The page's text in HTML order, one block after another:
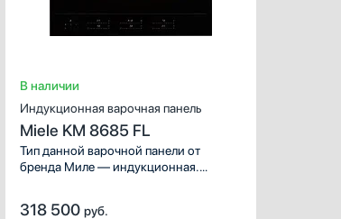
В наличии
Индукционная варочная панель
Miele KM 8685 FL
Тип данной варочной панели от
бренда Миле — индукционная.
кулинарных умений. Обратите
318 500 руб.